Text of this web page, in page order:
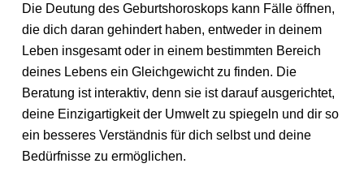
Die Deutung des Geburtshoroskops kann Fälle öffnen,
die dich daran gehindert haben, entweder in deinem
Leben insgesamt oder in einem bestimmten Bereich
deines Lebens ein Gleichgewicht zu finden. Die
Beratung ist interaktiv, denn sie ist darauf ausgerichtet,
deine Einzigartigkeit der Umwelt zu spiegeln und dir so
ein besseres Verständnis für dich selbst und deine
Bedürfnisse zu ermöglichen.